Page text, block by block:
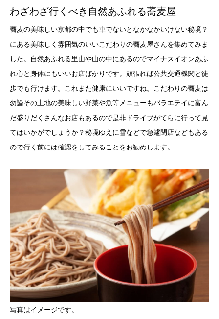
わざわざ行くべき自然あふれる蕎麦屋
蕎麦の美味しい京都の中でも車でないとなかなかいけない秘境？
にある美味しく雰囲気のいいこだわりの蕎麦屋さんを集めてみま
した。自然あふれる里山や山の中にあるのでマイナスイオンあふ
れ心と身体にもいいお店ばかりです。頑張れば公共交通機関と徒
歩でも行けます。これまた健康にいいですね。こだわりの蕎麦は
勿論その土地の美味しい野菜や魚等メニューもバラエテイに富ん
だ盛りだくさんなお店もあるので是非ドライブがてらに行って見
てはいかがでしょうか？秘境ゆえに雪などで急遽閉店などもある
ので行く前には確認をしてみることをお勧めします。
写真はイメージです。